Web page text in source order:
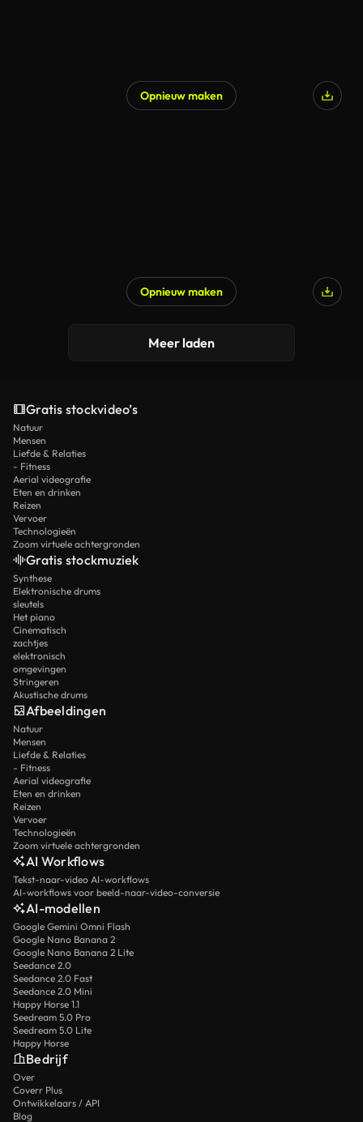
Opnieuw maken
Opnieuw maken
Meer laden
Gratis stockvideo’s
Natuur
Mensen
Liefde & Relaties
- Fitness
Aerial videografie
Eten en drinken
Reizen
Vervoer
Technologieën
Zoom virtuele achtergronden
Gratis stockmuziek
Synthese
Elektronische drums
sleutels
Het piano
Cinematisch
zachtjes
elektronisch
omgevingen
Stringeren
Akustische drums
Afbeeldingen
Natuur
Mensen
Liefde & Relaties
- Fitness
Aerial videografie
Eten en drinken
Reizen
Vervoer
Technologieën
Zoom virtuele achtergronden
AI Workflows
Tekst-naar-video AI-workflows
AI-workflows voor beeld-naar-video-conversie
AI-modellen
Google Gemini Omni Flash
Google Nano Banana 2
Google Nano Banana 2 Lite
Seedance 2.0
Seedance 2.0 Fast
Seedance 2.0 Mini
Happy Horse 1.1
Seedream 5.0 Pro
Seedream 5.0 Lite
Happy Horse
Bedrijf
Over
Coverr Plus
Ontwikkelaars / API
Blog